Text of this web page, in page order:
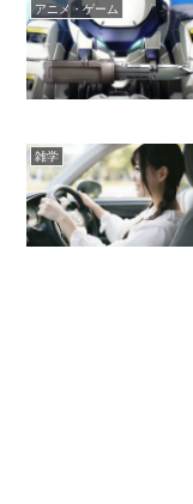
アニメ・ゲーム
雑学